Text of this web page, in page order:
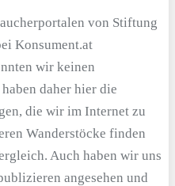
von Stiftung
Konsument.at
wir keinen
daher hier die
die wir im Internet zu
Wanderstöcke finden
Auch haben wir uns
angesehen und